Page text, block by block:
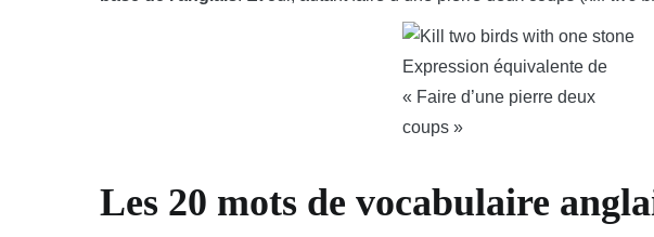
Expression équivalente de
« Faire d’une pierre deux
coups »
Les 20 mots de vocabulaire